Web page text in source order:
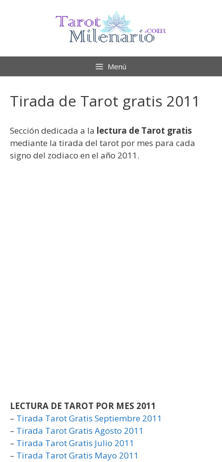
Menú
Tirada de Tarot gratis 2011
Sección dedicada a la lectura de Tarot gratis
mediante la tirada del tarot por mes para cada
signo del zodiaco en el año 2011.
LECTURA DE TAROT POR MES 2011
– Tirada Tarot Gratis Septiembre 2011
– Tirada Tarot Gratis Agosto 2011
– Tirada Tarot Gratis Julio 2011
– Tirada Tarot Gratis Mayo 2011